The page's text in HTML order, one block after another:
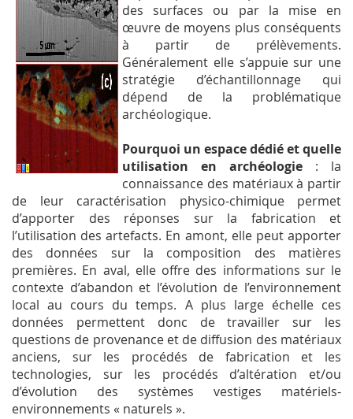
des surfaces ou par la mise en
œuvre de moyens plus conséquents
à partir de prélèvements.
Généralement elle s’appuie sur une
stratégie d’échantillonnage qui
dépend de la problématique
archéologique.
Pourquoi un espace dédié et quelle
utilisation en archéologie : la
connaissance des matériaux à partir
de leur caractérisation physico-chimique permet
d’apporter des réponses sur la fabrication et
l’utilisation des artefacts. En amont, elle peut apporter
des données sur la composition des matières
premières. En aval, elle offre des informations sur le
contexte d’abandon et l’évolution de l’environnement
local au cours du temps. A plus large échelle ces
données permettent donc de travailler sur les
questions de provenance et de diffusion des matériaux
anciens, sur les procédés de fabrication et les
technologies, sur les procédés d’altération et/ou
d’évolution des systèmes vestiges matériels-
environnements « naturels ».